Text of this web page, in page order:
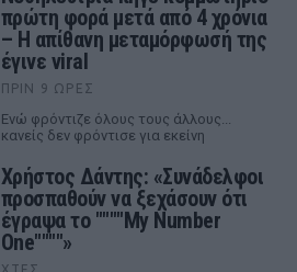
πρώτη φορά μετά από 4 χρόνια
– Η απίθανη μεταμόρφωσή της
έγινε viral
ΠΡΙΝ 9 ΏΡΕΣ
Ενώ φρόντιζε όλους τους άλλους...
κανείς δεν φρόντισε για εκείνη
Χρήστος Δάντης: «Συνάδελφοι
προσπαθούν να ξεχάσουν ότι
έγραψα το """"My Number
One""""»